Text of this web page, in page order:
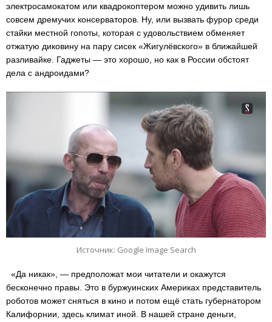
электросамокатом или квадрокоптером можно удивить лишь
совсем дремучих консерваторов. Ну, или вызвать фурор среди
стайки местной гопоты, которая с удовольствием обменяет
отжатую диковину на пару сисек «Жигулёвского» в ближайшей
разливайке. Гаджеты — это хорошо, но как в России обстоят
дела с андроидами?
Источник: Google Image Search
«Да никак», — предположат мои читатели и окажутся
бесконечно правы. Это в буржуинских Америках представитель
роботов может сняться в кино и потом ещё стать губернатором
Калифорнии, здесь климат иной. В нашей стране деньги,